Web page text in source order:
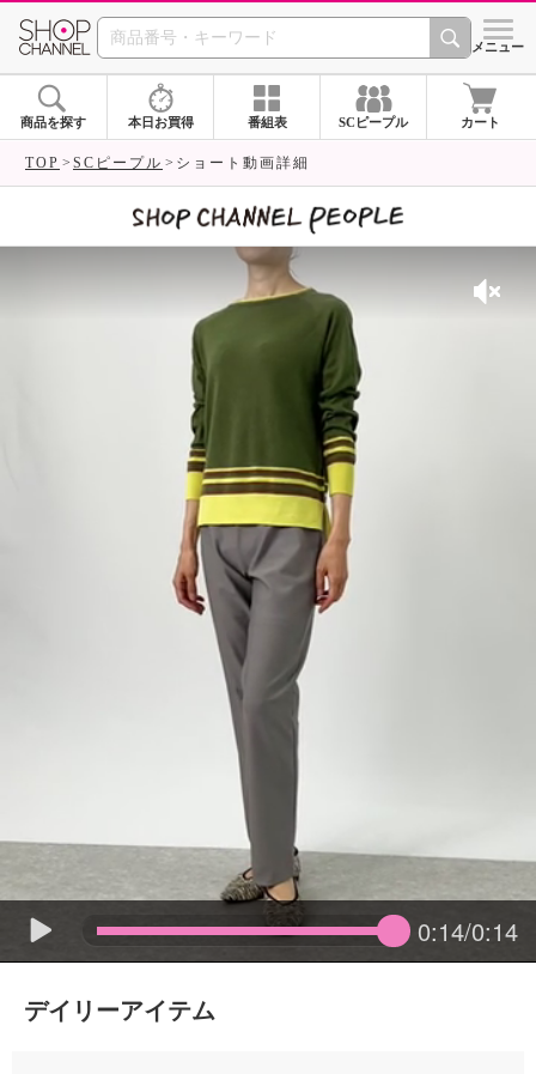
SHOP CHANNEL シメニュー
商品を探す 本日お買得 番組表 SCピープル カート
TOP SCピープル ショート動画詳細
0:14/0:14
デイリーアイテム